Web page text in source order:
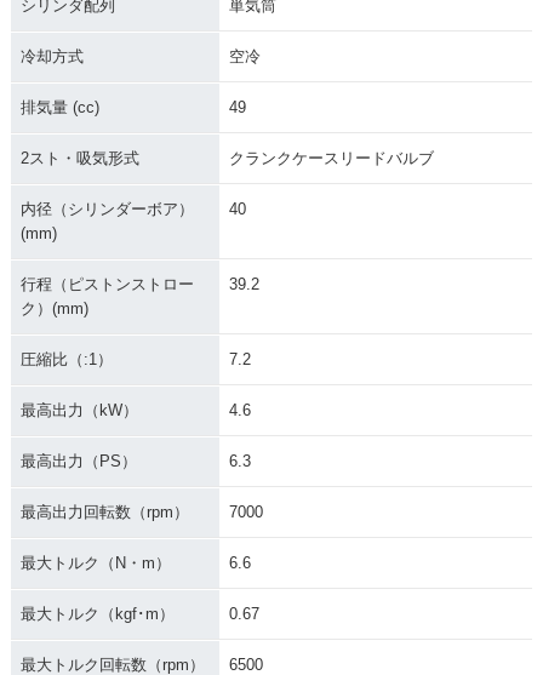
シリンダ配列 単気筒
冷却方式 空冷
排気量 (cc) 49
2スト・吸気形式 クランクケースリードバルブ
内径（シリンダーボア）
(mm)
40
行程（ピストンストロー
ク）(mm)
39.2
圧縮比（:1） 7.2
最高出力（kW） 4.6
最高出力（PS） 6.3
最高出力回転数（rpm） 7000
最大トルク（N・m） 6.6
最大トルク（kgf･m） 0.67
最大トルク回転数（rpm） 6500